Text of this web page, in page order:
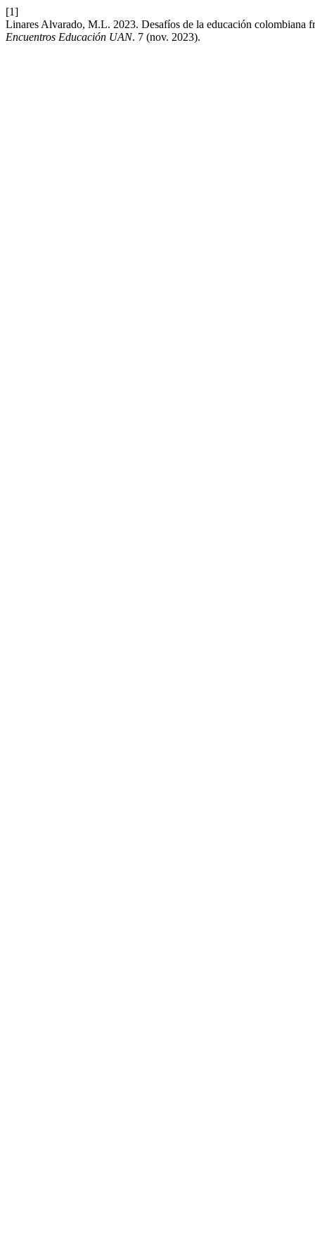
[1]
Linares Alvarado, M.L. 2023. Desafíos de la educación colombiana
Encuentros Educación UAN. 7 (nov. 2023).